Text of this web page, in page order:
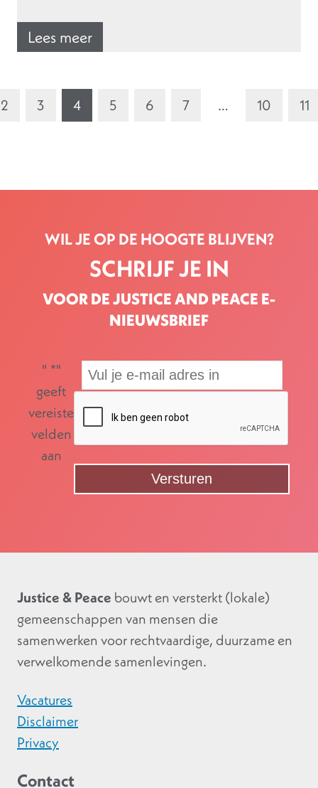
Lees meer
2 3 4 5 6 7 … 10 11
WIL JE OP DE HOOGTE BLIJVEN?
SCHRIJF JE IN
VOOR DE JUSTICE AND PEACE E-
NIEUWSBRIEF
" *"
geeft
vereiste
velden
aan
Justice & Peace bouwt en versterkt (lokale)
gemeenschappen van mensen die
samenwerken voor rechtvaardige, duurzame en
verwelkomende samenlevingen.
Vacatures
Disclaimer
Privacy
Contact